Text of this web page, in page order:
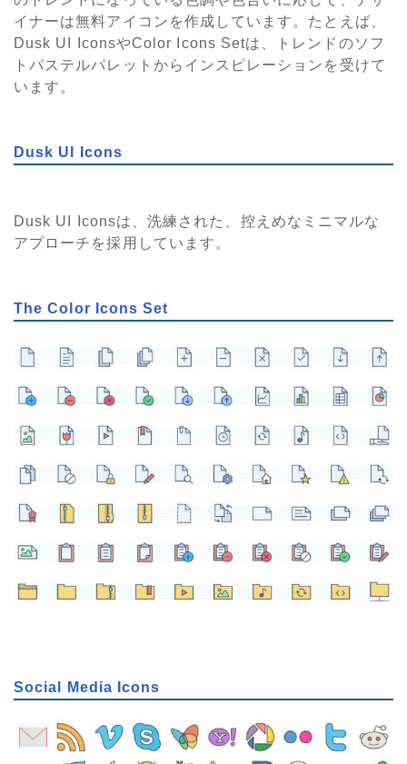
イナーは無料アイコンを作成しています。たとえば、
Dusk UI IconsやColor Icons Setは、トレンドのソフ
トパステルパレットからインスピレーションを受けて
います。
Dusk UI Icons
Dusk UI Iconsは、洗練された、控えめなミニマルな
アプローチを採用しています。
The Color Icons Set
Social Media Icons